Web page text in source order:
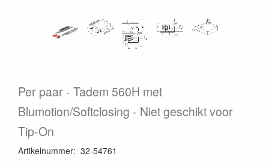
Per paar
Tadem 560H met
Blumotion/Softclosing - Niet geschikt voor
Tip-On
Artikelnummer: 32-54761